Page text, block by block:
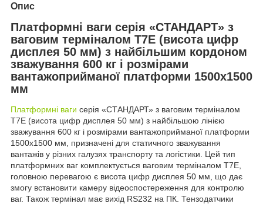
Опис
Платформні ваги серія «СТАНДАРТ» з
ваговим терміналом T7E (висота цифр
дисплея 50 мм) з найбільшим кордоном
зважування 600 кг і розмірами
вантажоприйманої платформи 1500х1500
мм
Платформні ваги серія «СТАНДАРТ» з ваговим терміналом
T7E (висота цифр дисплея 50 мм) з найбільшою лінією
зважування 600 кг і розмірами вантажоприйманої платформи
1500х1500 мм, призначені для статичного зважування
вантажів у різних галузях транспорту та логістики. Цей тип
платформних ваг комплектується ваговим терміналом T7E,
головною перевагою є висота цифр дисплея 50 мм, що дає
змогу встановити камеру відеоспостереження для контролю
ваг. Також термінал має вихід RS232 на ПК. Тензодатчики